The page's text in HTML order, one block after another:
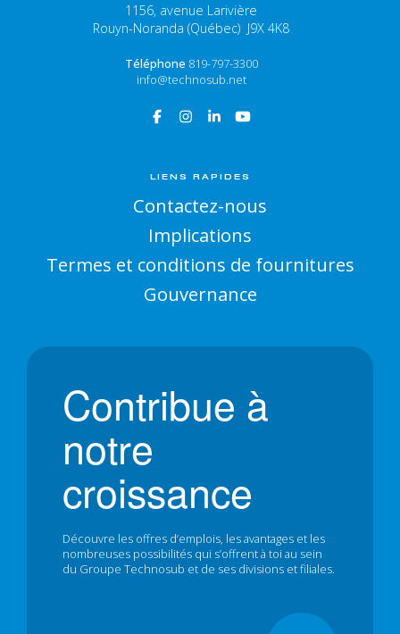
1156, avenue Larivière
Rouyn-Noranda (Québec) J9X 4K8
Téléphone 819-797-3300
info@technosub.net
LIENS RAPIDES
Contactez-nous
Implications
Termes et conditions de fournitures
Gouvernance
Contribue à
notre
croissance
Découvre les offres d’emplois, les avantages et les
nombreuses possibilités qui s’offrent à toi au sein
du Groupe Technosub et de ses divisions et filiales.